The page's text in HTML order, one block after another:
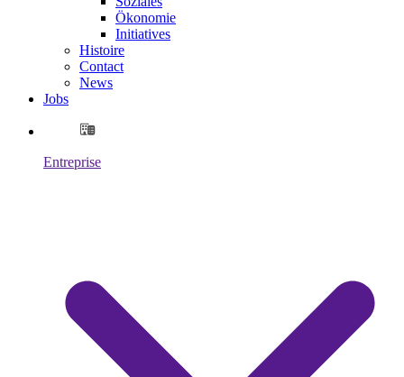
Ökonomie
Initiatives
Histoire
Contact
News
Jobs
Entreprise